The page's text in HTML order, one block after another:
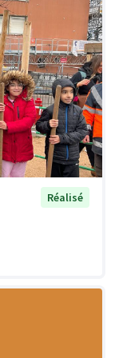
Réalisé